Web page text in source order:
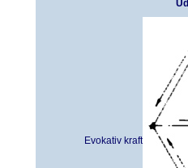
Evokativ kraft